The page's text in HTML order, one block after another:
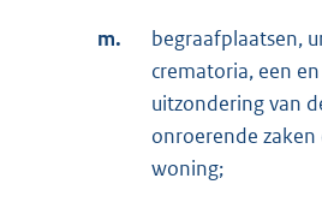
m.
begraafplaatsen,
crematoria, een
uitzondering van
onroerende
woning;